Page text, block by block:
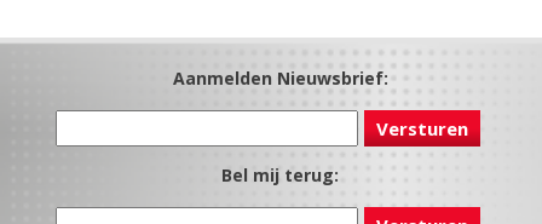
Aanmelden Nieuwsbrief:
Bel mij terug: